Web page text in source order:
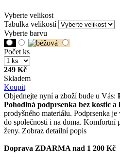
Vyberte velikost
Tabulka velikostí
Vyberte barvu
Počet ks
249 Kč
Skladem
Koupit
Objednejte nyní a zboží bude u Vás:
Pohodlná podprsenka bez kostic a
prodyšného materiálu. Podprsenka
do společnosti i na doma. Komfortní
ženy. Zobraz detailní popis
Doprava ZDARMA nad 1 200 Kč